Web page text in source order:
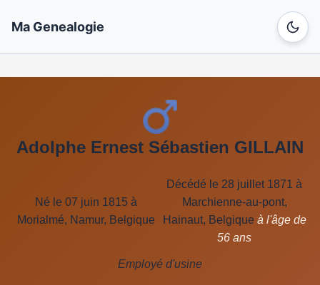
Ma Genealogie
Adolphe Ernest Sébastien GILLAIN
Né le 07 juin 1815 à
Morialmé, Namur, Belgique
Décédé le 28 juillet 1871 à
Marchienne-au-pont,
Hainaut, Belgique à l'âge de
56 ans
Employé d'usine